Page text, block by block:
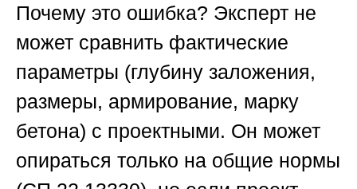
Почему это ошибка? Эксперт не
может сравнить фактические
параметры (глубину заложения,
размеры, армирование, марку
бетона) с проектными. Он может
опираться только на общие нормы